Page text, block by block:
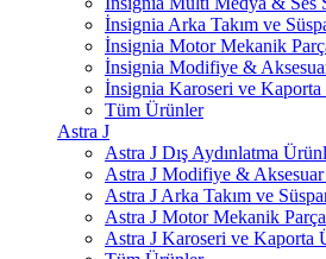
İnsignia Arka Takım ve
İnsignia Motor Mekanik
İnsignia Modifiye &
İnsignia Karoseri ve
Tüm Ürünler
Astra J
Astra J Dış Aydınlatma
Astra J Modifiye &
Astra J Arka Takım ve
Astra J Motor Mekanik
Astra J Karoseri ve Kaporta